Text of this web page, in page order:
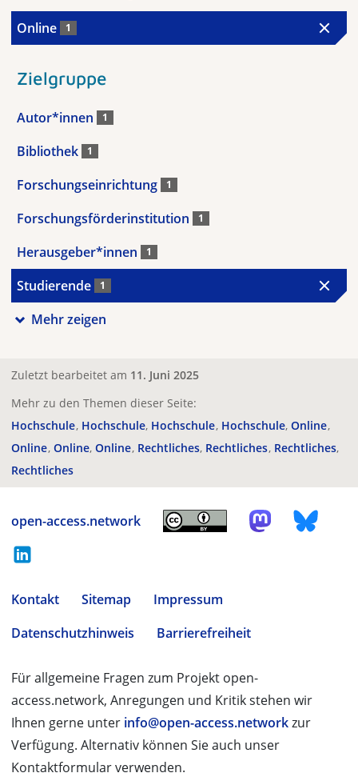
Online 1
Zielgruppe
Autor*innen 1
Bibliothek 1
Forschungseinrichtung 1
Forschungsförderinstitution 1
Herausgeber*innen 1
Studierende 1
Mehr zeigen
Zuletzt bearbeitet am 11. Juni 2025
Mehr zu den Themen dieser Seite:
Hochschule Hochschule Hochschule Hochschule Online
Online Online Online Rechtliches Rechtliches Rechtliches
Rechtliches
open-access.network
Kontakt Sitemap
Impressum
Datenschutzhinweis
Barrierefreiheit
Für allgemeine Fragen zum Projekt open-
access.network, Anregungen und Kritik stehen wir
Ihnen gerne unter info@open-access.networkzur
Verfügung. Alternativ können Sie auch unser
Kontaktformular verwenden.